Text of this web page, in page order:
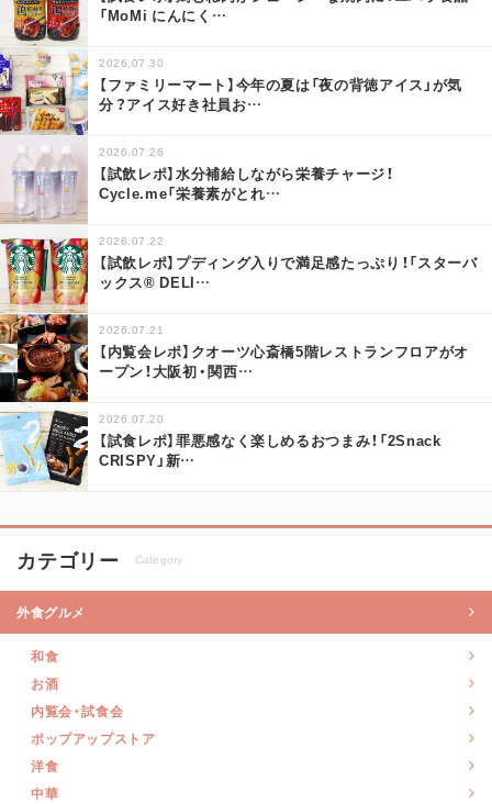
「MoMi にんにく …
2026.07.30
【ファミリーマート】今年の夏は「夜の背徳アイス」が気
分？アイス好き社員お…
2026.07.26
【試飲レポ】水分補給しながら栄養チャージ！
Cycle.me「栄養素がとれ…
2026.07.22
【試飲レポ】プディング入りで満足感たっぷり！「スターバ
ックス® DELI…
2026.07.21
【内覧会レポ】クオーツ心斎橋5階レストランフロアがオ
ープン！大阪初・関西…
2026.07.20
【試食レポ】罪悪感なく楽しめるおつまみ！「2Snack
CRISPY」新…
カテゴリー Category
外食グルメ
和食
お酒
内覧会・試食会
ポップアップストア
洋食
中華